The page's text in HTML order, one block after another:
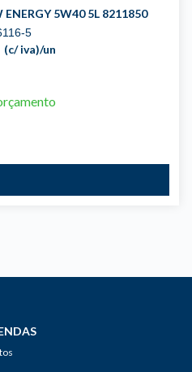
5W40 5L 8211850
5
(c/ iva)/un